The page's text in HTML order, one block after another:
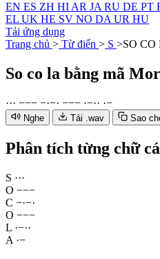
EN ES ZH HI AR JA RU DE PT
EL UK HE SV NO DA UR HU
Tải ứng dụng
Trang chủ > Từ điển > S >SO CO
So co la bằng mã
··· −−− −·−· −−− ·−·· ·−
Nghe Tải .wav Sao
Phân tích từng chữ
S ···
O −−−
C −·−·
O −−−
L ·−··
A ·−